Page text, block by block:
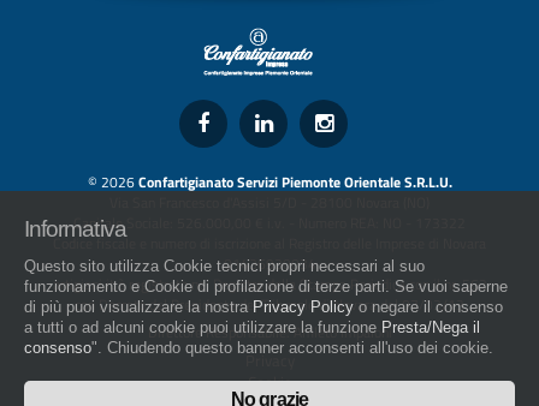
© 2026Confartigianato Servizi Piemonte Orientale S.R.L.U.
Capitale Sociale: 526.000,00 € i.v. - Numero REA: NO - 173322
Codice fiscale e numero di iscrizione al Registro delle Imprese di Novara
01436930034
artigiani.it è registrato nel Registro della Stampa Periodica con il nr. 562
con Decreto del Presidente del Tribunale di Novara del 07/03/13
Direttore Responsabile: Amleto Impaloni
Privacy
Cookie
Informativa
Questo sito utilizza Cookie tecnici propri necessari al suo
funzionamento e Cookie di profilazione di terze parti. Se vuoi saperne
di più puoi visualizzare la nostra Privacy Policy o negare il consenso
a tutti o ad alcuni cookie puoi utilizzare la funzione Presta/Nega il
consenso". Chiudendo questo banner acconsenti all'uso dei cookie.
No grazie